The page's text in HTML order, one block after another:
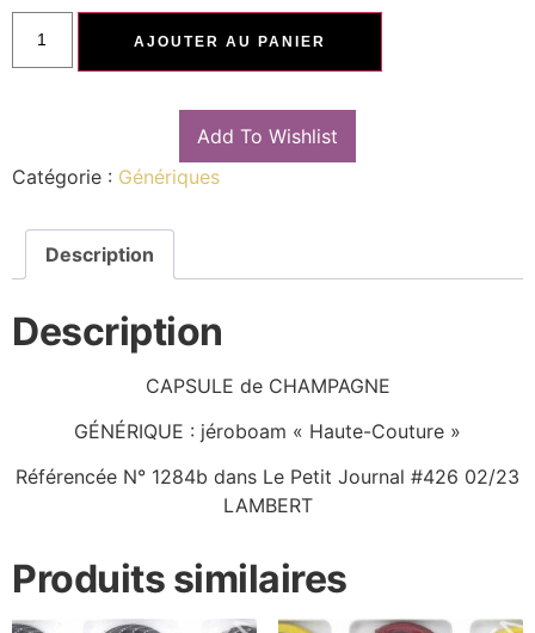
AJOUTER AU PANIER
Add To Wishlist
Catégorie : Génériques
Description
Description
CAPSULE de CHAMPAGNE
GÉNÉRIQUE : jéroboam « Haute-Couture »
Référencée N° 1284b dans Le Petit Journal #426 02/23
LAMBERT
Produits similaires